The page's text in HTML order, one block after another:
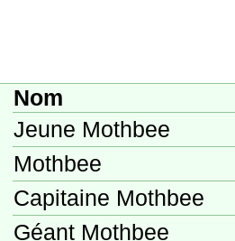
Nom
Jeune Mothbee
Mothbee
Capitaine Mothbee
Géant Mothbee